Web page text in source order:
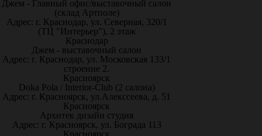
Джем - Главный офис/выставочный салон
(склад Артполе)
Адрес: г. Краснодар, ул. Северная, 320/1
(ТЦ "Интерьер"), 2 этаж
Краснодар
Джем - выставочный салон
Адрес: г. Краснодар, ул. Московская 133/1
строение 2.
Красноярск
Doka Pola / Interior-Club (2 салона)
Адрес: г. Красноярск, ул.Алекссеева, д. 51
Красноярск
Архитек дизайн студия
Адрес: г. Красноярск, ул. Бограда 113
Красноярск